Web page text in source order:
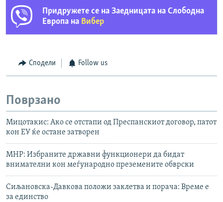
Придружете се на Заедницата на Слободна
Европа на Вибер
Сподели Follow us
Поврзано
Мицотакис: Ако се отстапи од Преспанскиот договор, патот
кон ЕУ ќе остане затворен
МНР: Избраните државни функционери да бидат
внимателни кон меѓународно преземените обврски
Сиљановска-Давкова положи заклетва и порача: Време е
за единство